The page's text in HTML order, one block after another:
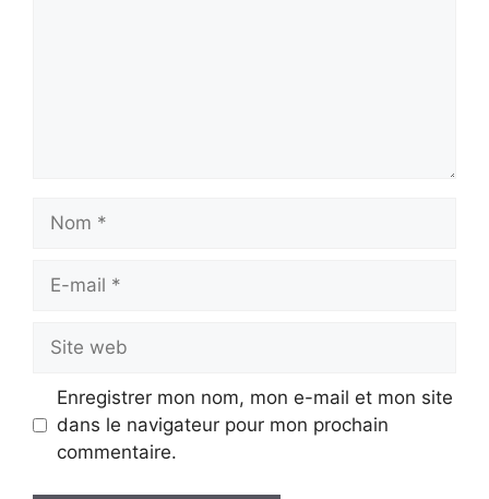
Nom
Site
web
Enregistrer mon nom, mon e-mail et mon site
dans le navigateur pour mon prochain
commentaire.